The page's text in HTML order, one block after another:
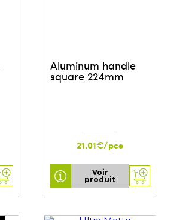
Aluminum handle
square 224mm
21.01€/pce
Voir
produit